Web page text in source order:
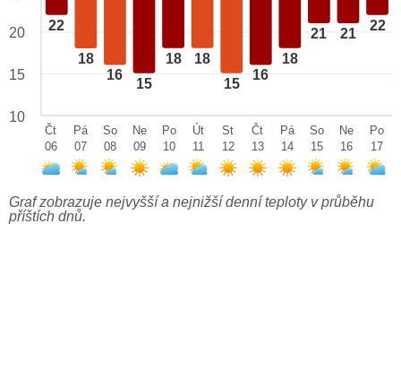
22
18
16
15
18 18
15
16
18
21 21
22
20
15
10
Čt
06
Pá
07
So
08
Ne
09
Po
10
Út
11
St
12
Čt
13
Pá
14
So
15
Ne
16
Po
17
Graf zobrazuje nejvyšší a nejnižší denní teploty v průběhu
příštích dnů.